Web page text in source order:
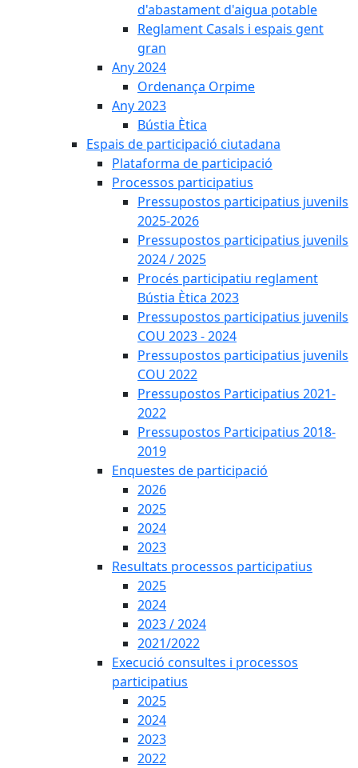
d'abastament d'aigua potable
Reglament Casals i espais gent
gran
Any 2024
Ordenança Orpime
Any 2023
Bústia Ètica
Espais de participació ciutadana
Plataforma de participació
Processos participatius
Pressupostos participatius juvenils
2025-2026
Pressupostos participatius juvenils
2024 / 2025
Procés participatiu reglament
Bústia Ètica 2023
Pressupostos participatius juvenils
COU 2023 - 2024
Pressupostos participatius juvenils
COU 2022
Pressupostos Participatius 2021-
2022
Pressupostos Participatius 2018-
2019
Enquestes de participació
2026
2025
2024
2023
Resultats processos participatius
2025
2024
2023 / 2024
2021/2022
Execució consultes i processos
participatius
2025
2024
2023
2022